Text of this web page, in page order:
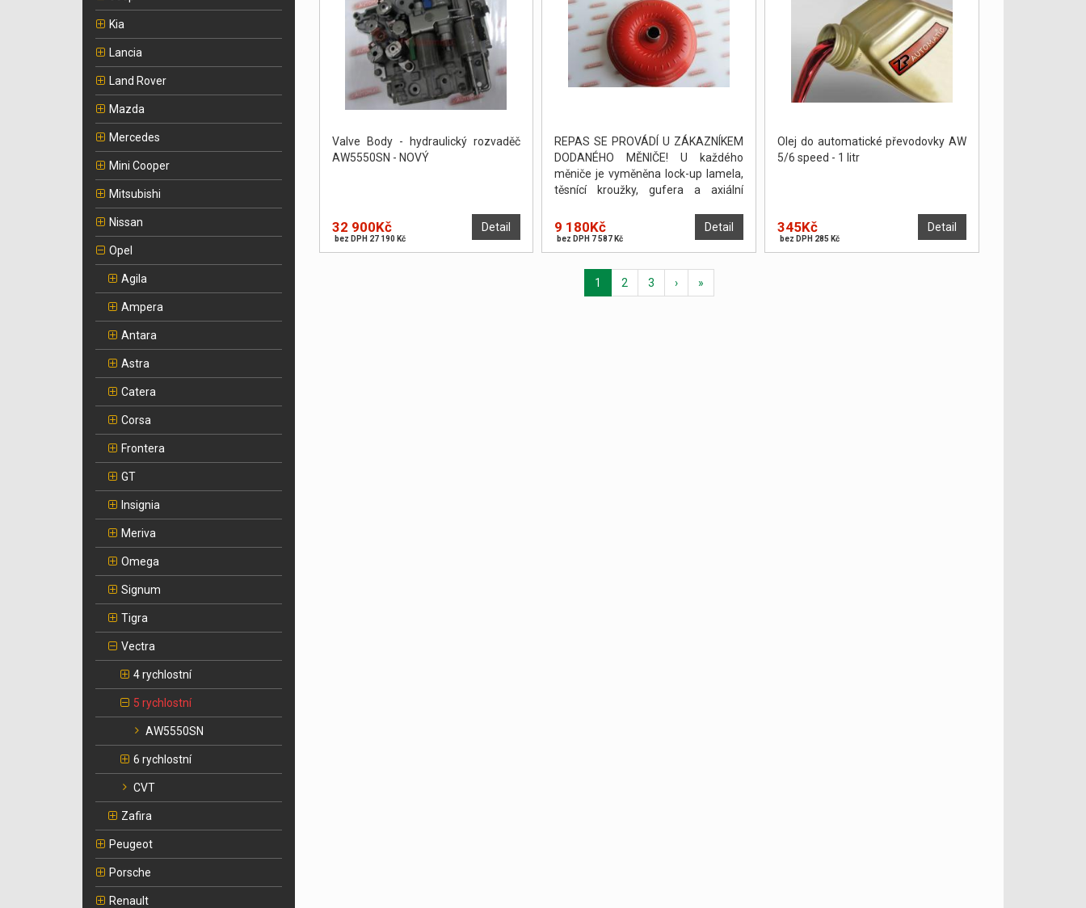
Kia
Lancia
Land Rover
Mazda
Mercedes
Mini Cooper
Mitsubishi
Nissan
Opel
Agila
Ampera
Antara
Astra
Catera
Corsa
Frontera
GT
Insignia
Meriva
Omega
Signum
Tigra
Vectra
4 rychlostní
5 rychlostní
AW5550SN
6 rychlostní
CVT
Zafira
Peugeot
Porsche
Renault
Valve Body - hydraulický rozvaděč
AW5550SN - NOVÝ
Detail
32 900Kč
bez DPH 27 190 Kč
REPAS SE PROVÁDÍ U ZÁKAZNÍKEM
DODANÉHO MĚNIČE! U každého
měniče je vyměněna lock-up lamela,
těsnící kroužky, gufera a axiální
vyvážen. PO DOHODĚ JE MOŽNO
PROVÉST OPRAVU NA POČKÁNÍ.
Detail
9 180Kč
bez DPH 7 587 Kč
Olej do automatické převodovky AW
5/6 speed - 1 litr
Detail
345Kč
bez DPH 285 Kč
1 2 3 › »